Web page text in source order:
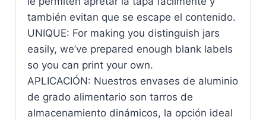
también evitan que se escape el contenido.
UNIQUE: For making you distinguish jars
easily, we’ve prepared enough blank labels
so you can print your own.
APLICACIÓN: Nuestros envases de aluminio
de grado alimentario son tarros de
almacenamiento dinámicos, la opción ideal